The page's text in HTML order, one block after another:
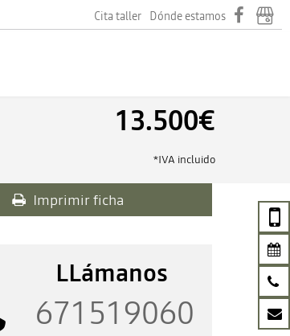
Cita taller Dónde estamos
13.500€
*IVA incluido
Imprimir ficha
LLámanos
671519060